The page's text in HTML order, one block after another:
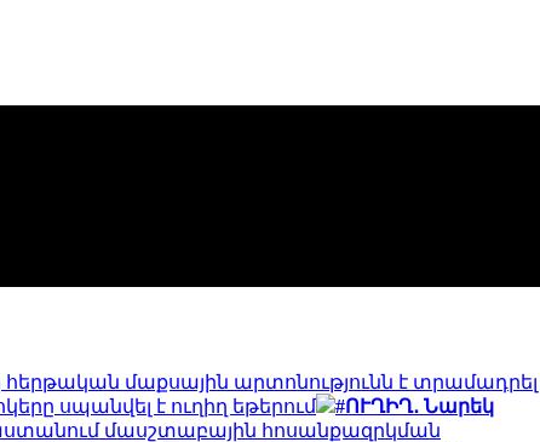
հերթական մաքսային արտոնությունն է տրամադրել
սպանվել է ուղիղ եթերում
#ՈՒՂԻՂ․ Նարեկ
մասշտաբային հոսանքազրկման